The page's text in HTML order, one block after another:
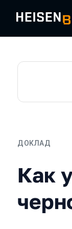
ДОКЛАД
Как
Как